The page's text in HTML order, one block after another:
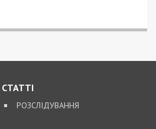
СТАТТІ
РОЗСЛІДУВАННЯ